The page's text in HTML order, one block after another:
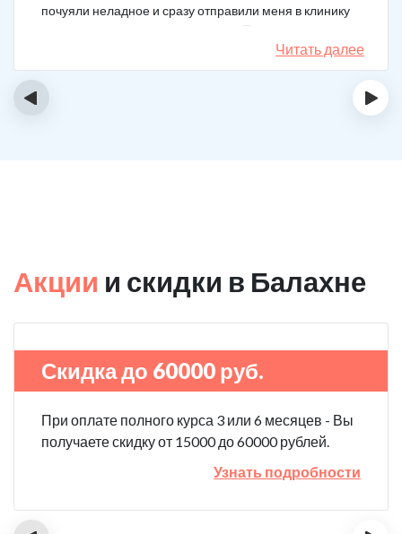
почуяли неладное и сразу отправили меня в клинику
после того как я им все рассказал. Прошел курс
лечения, но мысли о коксе не прошли. Сейчас хожу на
курсы анонимных наркоманов, делаю все, чтобы
Читать далее
‹ ›
Акции и скидки в Балахне
Скидка до 60000 руб.
При оплате полного курса 3 или 6 месяцев - Вы
получаете скидку от 15000 до 60000 рублей.
Узнать подробности